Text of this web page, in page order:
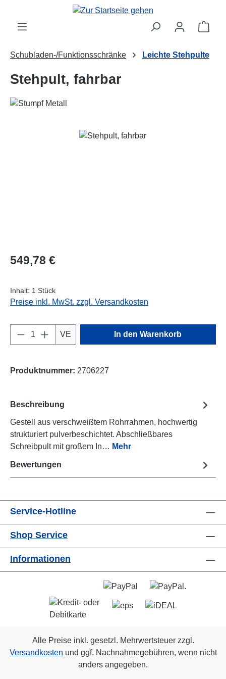
Zum Hauptinhalt springen
Schubladen-/Funktionsschränke Leichte Stehpulte
Stehpult, fahrbar
Bildergalerie überspringen
Regulärer Preis:
549,78 €
Inhalt: 1 Stück
Preise inkl. MwSt. zzgl. Versandkosten
Produkt Anzahl: Gib den gewünschten
VE In den Warenkorb
Produktnummer: 2706227
Beschreibung
Gestell aus verschweißtem Rohrrahmen, hochwertig
strukturiert pulverbeschichtet. Abschließbares
Schreibpult mit großem In… Mehr
Bewertungen
Service-Hotline
Shop Service
Informationen
Alle Preise inkl. gesetzl. Mehrwertsteuer zzgl.
Versandkosten und ggf. Nachnahmegebühren, wenn nicht
anders angegeben.